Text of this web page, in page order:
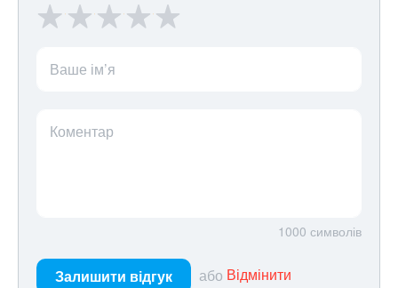
Ваше ім’я
Коментар
1000 символів
Залишити відгук або Відмінити